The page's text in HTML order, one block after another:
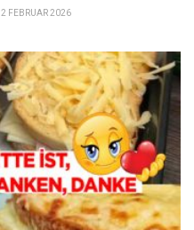
2 FEBRUAR 2026